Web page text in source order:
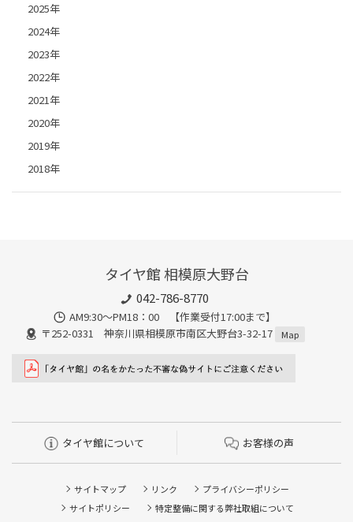
2025年
2024年
2023年
2022年
2021年
2020年
2019年
2018年
タイヤ館 相模原大野台
042-786-8770
AM9:30～PM18：00 【作業受付17:00まで】
〒252-0331 神奈川県相模原市南区大野台3-32-17
Map
タイヤ館について お客様の声
サイトマップ リンク
プライバシーポリシー
サイトポリシー
特定整備に関する弊社取組について